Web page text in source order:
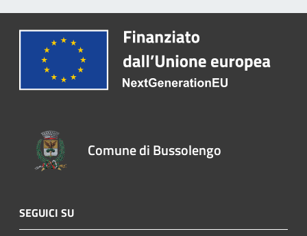
Comune di Bussolengo
SEGUICI SU